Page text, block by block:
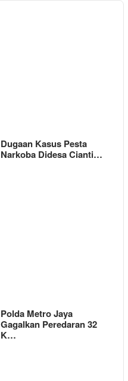
Dugaan Kasus Pesta
Narkoba Didesa Cianti…
Polda Metro Jaya
Gagalkan Peredaran 32
K…